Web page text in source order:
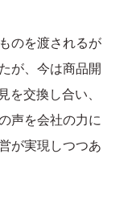
のを渡されるが
が、今は商品開
を交換し合い、
声を会社の力に
が実現しつつあ